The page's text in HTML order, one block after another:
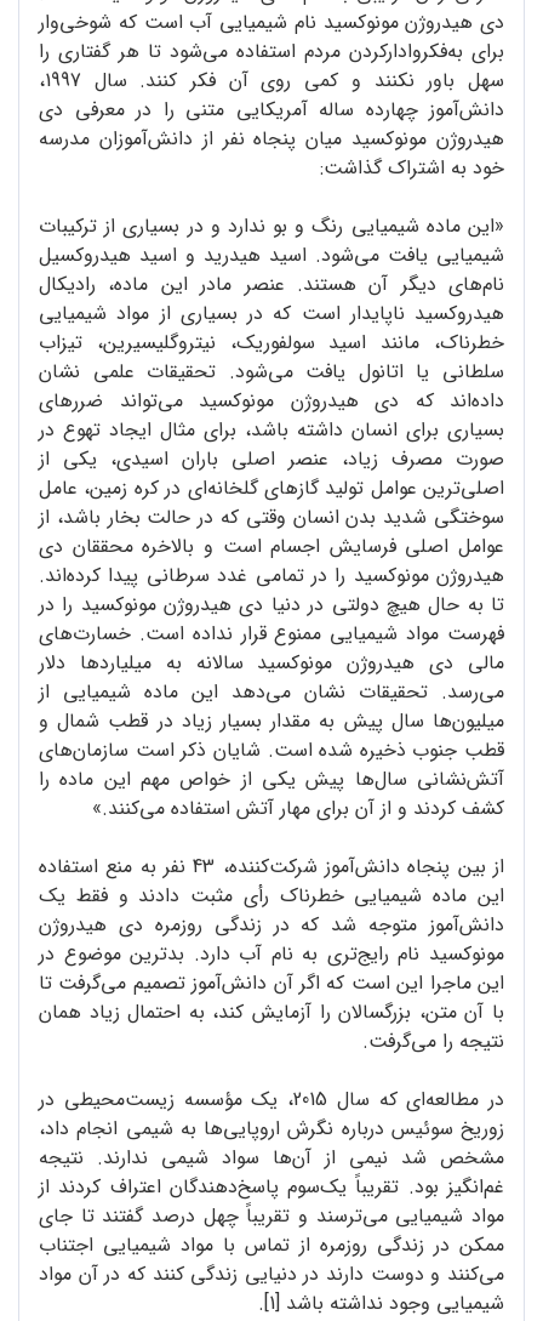
دی هیدروژن مونوکسید نام شیمیایی آب است که شوخی‌وار
برای به‌فکروادارکردن مردم استفاده می‌شود تا هر گفتاری را
سهل باور نکنند و کمی روی آن فکر کنند. سال 1997،
دانش‌آموز چهارده ساله آمریکایی متنی را در معرفی دی
هیدروژن مونوکسید میان پنجاه نفر از دانش‌آموزان مدرسه
خود به اشتراک گذاشت:
«این ماده شیمیایی رنگ و بو ندارد و در بسیاری از ترکیبات
شیمیایی یافت می‌شود. اسید هیدرید و اسید هیدروکسیل
نام‌های دیگر آن هستند. عنصر مادر این ماده، رادیکال
هیدروکسید ناپایدار است که در بسیاری از مواد شیمیایی
خطرناک، مانند اسید سولفوریک، نیتروگلیسیرین، تیزاب
سلطانی یا اتانول یافت می‌شود. تحقیقات علمی نشان
داده‌اند که دی هیدروژن مونوکسید می‌تواند ضررهای
بسیاری برای انسان داشته باشد، برای مثال ایجاد تهوع در
صورت مصرف زیاد، عنصر اصلی باران اسیدی، یکی از
اصلی‌ترین عوامل تولید گازهای گلخانه‌ای در کره زمین، عامل
سوختگی شدید بدن انسان وقتی که در حالت بخار باشد، از
عوامل اصلی فرسایش اجسام است و بالاخره محققان دی
هیدروژن مونوکسید را در تمامی غدد سرطانی پیدا کرده‌اند.
تا به حال هیچ دولتی در دنیا دی هیدروژن مونوکسید را در
فهرست مواد شیمیایی ممنوع قرار نداده است. خسارت‌های
مالی دی هیدروژن مونوکسید سالانه به میلیاردها دلار
می‌رسد. تحقیقات نشان می‌دهد این ماده شیمیایی از
میلیون‌ها سال پیش به مقدار بسیار زیاد در قطب شمال و
قطب جنوب ذخیره شده است. شایان ذکر است سازمان‌های
آتش‌نشانی سال‌ها پیش یکی از خواص مهم این ماده را
کشف کردند و از آن برای مهار آتش استفاده می‌کنند.»
از بین پنجاه دانش‌آموز شرکت‌کننده، 43 نفر به منع استفاده
این ماده شیمیایی خطرناک رأی مثبت دادند و فقط یک
دانش‌آموز متوجه شد که در زندگی روزمره دی هیدروژن
مونوکسید نام رایج‌تری به نام آب دارد. بدترین موضوع در
این ماجرا این است که اگر آن دانش‌آموز تصمیم می‌گرفت تا
با آن متن، بزرگسالان را آزمایش کند، به احتمال زیاد همان
نتیجه را می‌گرفت.
در مطالعه‌ای که سال 2015، یک مؤسسه زیست‌محیطی در
زوریخ سوئیس درباره نگرش اروپایی‌ها به شیمی انجام داد،
مشخص شد نیمی از آن‌ها سواد شیمی ندارند. نتیجه
غم‌انگیز بود. تقریباً یک‌سوم پاسخ‌دهندگان اعتراف کردند از
مواد شیمیایی می‌ترسند و تقریباً چهل درصد گفتند تا جای
ممکن در زندگی روزمره از تماس با مواد شیمیایی اجتناب
می‌کنند و دوست دارند در دنیایی زندگی کنند که در آن مواد
شیمیایی وجود نداشته باشد [1].